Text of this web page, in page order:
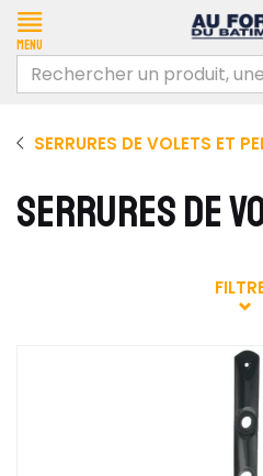
Menu
SERRURES DE VOLETS ET
SERRURES DE